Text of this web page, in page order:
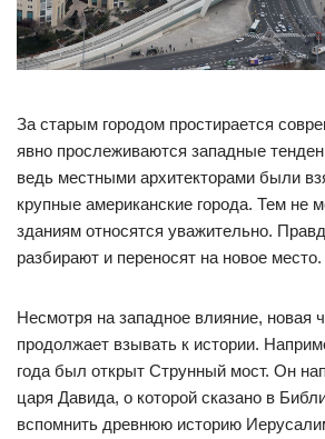
За старым городом простирается
явно прослеживаются западные
ведь местными архитекторами были
крупные американские города. Тем не
зданиям относятся уважительно.
разбирают и переносят на новое место.
Несмотря на западное влияние, новая
продолжает взывать к истории.
года был открыт Струнный мост. Он
царя Давида, о которой сказано в
вспомнить древнюю историю